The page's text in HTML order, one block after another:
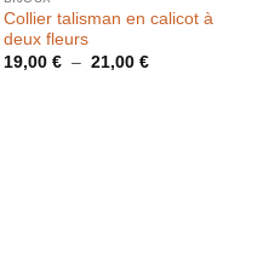
Collier talisman en calicot à
deux fleurs
19,00 € – 21,00 €Plage